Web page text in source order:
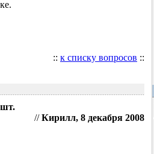
:: к списку вопросов ::
шт.
//Кирилл, 8 декабря 2008